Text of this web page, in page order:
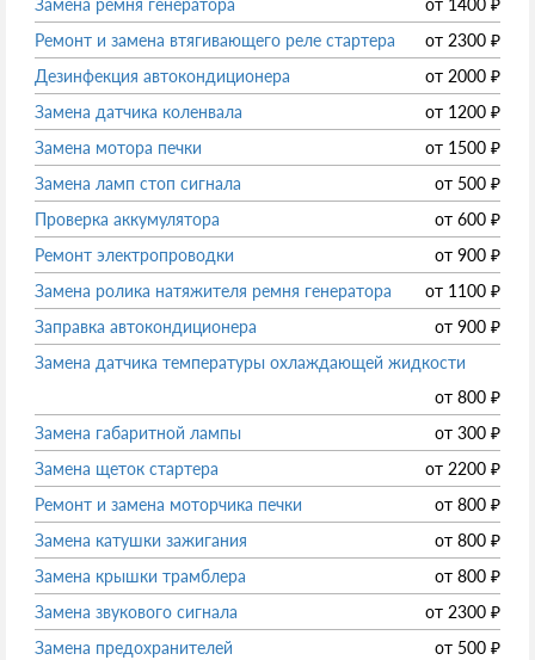
Замена ремня генератора
от 1400 ₽
Ремонт и замена втягивающего реле стартера
от 2300 ₽
Дезинфекция автокондиционера
от 2000 ₽
Замена датчика коленвала
от 1200 ₽
Замена мотора печки
от 1500 ₽
Замена ламп стоп сигнала
от 500 ₽
Проверка аккумулятора
от 600 ₽
Ремонт электропроводки
от 900 ₽
Замена ролика натяжителя ремня генератора
от 1100 ₽
Заправка автокондиционера
от 900 ₽
Замена датчика температуры охлаждающей жидкости
от 800 ₽
Замена габаритной лампы
от 300 ₽
Замена щеток стартера
от 2200 ₽
Ремонт и замена моторчика печки
от 800 ₽
Замена катушки зажигания
от 800 ₽
Замена крышки трамблера
от 800 ₽
Замена звукового сигнала
от 2300 ₽
Замена предохранителей
от 500 ₽